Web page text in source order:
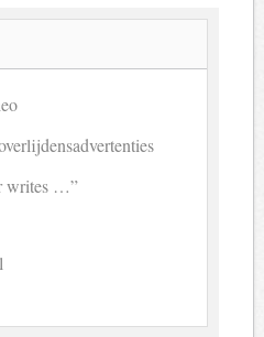
writes …”